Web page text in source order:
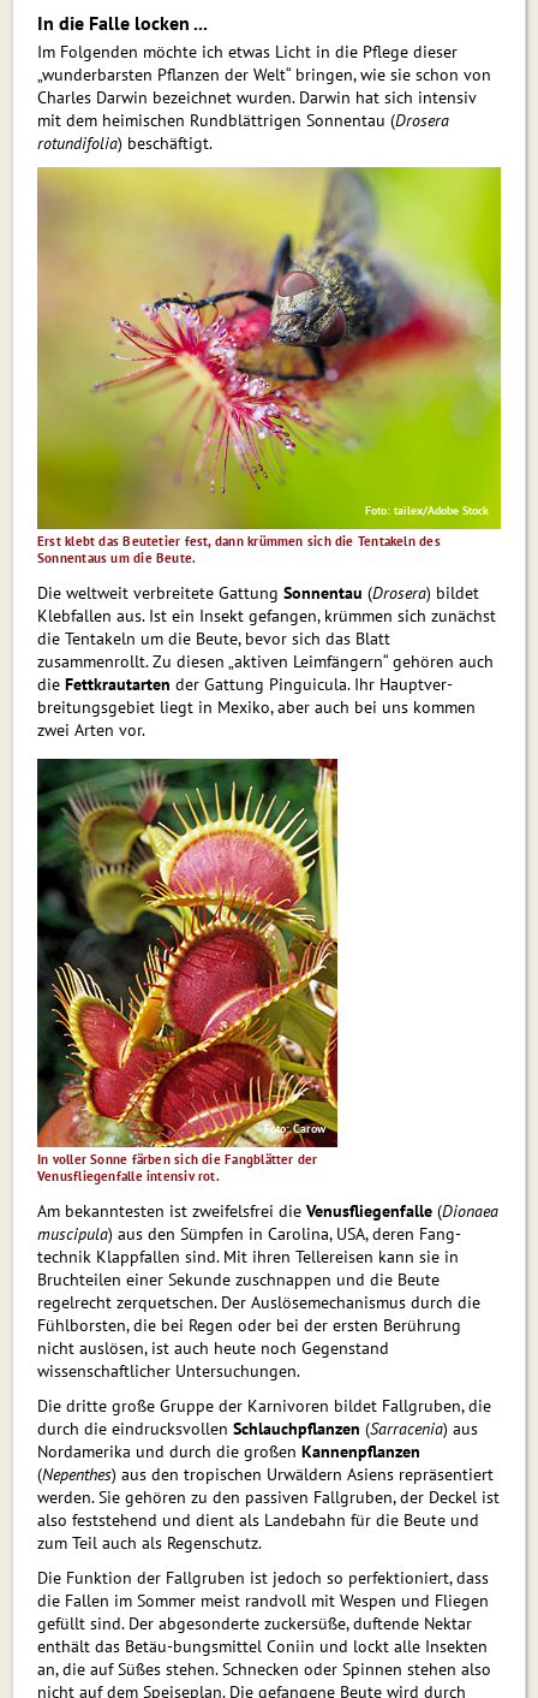
In die Falle locken ...
Im Folgenden möchte ich etwas Licht in die Pflege dieser
„wunderbarsten Pflanzen der Welt“ bringen, wie sie schon von
Char­les Darwin bezeichnet wurden. Darwin hat sich intensiv
mit dem heimischen Rundblättrigen Sonnentau (Drosera
rotundifolia) beschäftigt.
Foto: tailex/Adobe Stock
Erst klebt das Beutetier fest, dann krümmen sich die Tentakeln des
Sonnentaus um die Beute.
Die weltweit verbreitete Gattung Sonnentau (Drosera) bildet
Klebfallen aus. Ist ein Insekt gefangen, krümmen sich zunächst
die Tentakeln um die Beute, bevor sich das Blatt
zusammenrollt. Zu diesen „aktiven Leimfängern“ gehören auch
die Fettkraut­arten der Gattung Pinguicula. Ihr Hauptver­
breitungsgebiet liegt in Mexi­ko, aber auch bei uns kommen
zwei Arten vor.
Foto: Carow
In voller Sonne färben sich die Fangblätter der
Venusfliegenfalle intensiv rot.
Am bekanntesten ist zweifelsfrei die Ve­nusfliegen­falle (Dionaea
muscipula) aus den Sümpfen in Caroli­na, USA, deren Fang­
technik Klappfallen sind. Mit ih­ren Telle­reisen kann sie in
Bruchteilen einer Sekun­de zu­schnap­pen und die Beute
regelrecht zerquetschen. Der Auslösemechanismus durch die
Fühlborsten, die bei Regen oder bei der ersten Berührung
nicht aus­lö­sen, ist auch heute noch Gegenstand
wissenschaftlicher Untersuchungen.
Die dritte große Gruppe der Karnivoren bildet Fallgruben, die
durch die ein­drucks­vollen Schlauchpflanzen (Sarracenia) aus
Nord­amerika und durch die großen Kannenpflanzen
(Nepenthes) aus den tropischen Urwäldern Asiens repräsentiert
werden. Sie gehören zu den passiven Fallgruben, der Deckel ist
also feststehend und dient als Landebahn für die Beu­te und
zum Teil auch als Regenschutz.
Die Funktion der Fallgruben ist jedoch so perfektioniert, dass
die Fallen im Sommer meist randvoll mit Wespen und Fliegen
gefüllt sind. Der abgesonderte zucker­süße, duftende Nektar
enthält das Betäu-bungsmittel Coniin und lockt alle Insekten
an, die auf Süßes stehen. Schnecken oder Spinnen stehen also
nicht auf dem Speiseplan. Die gefangene Beute wird durch